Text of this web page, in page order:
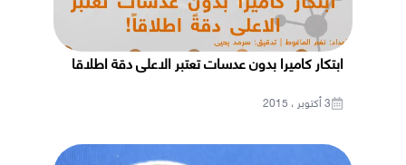
ابتكار كاميرا بدون عدسات تعتبر الاعلى دقة اطلاقا
3 أكتوبر ، 2015